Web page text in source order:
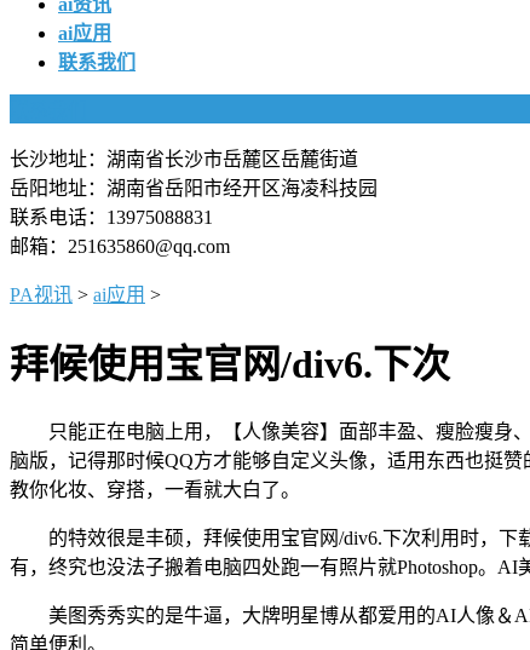
ai资讯
ai应用
联系我们
长沙地址：湖南省长沙市岳麓区岳麓街道
岳阳地址：湖南省岳阳市经开区海凌科技园
联系电话：13975088831
邮箱：251635860@qq.com
PA视讯 > ai应用 >
拜候使用宝官网/div6.下次
只能正在电脑上用，【人像美容】面部丰盈、瘦脸瘦身
脑版，记得那时候QQ方才能够自定义头像，适用东西也挺
教你化妆、穿搭，一看就大白了。
的特效很是丰硕，拜候使用宝官网/div6.下次利用时，下
有，终究也没法子搬着电脑四处跑一有照片就Photoshop。
美图秀秀实的是牛逼，大牌明星博从都爱用的AI人像＆AI
简单便利。